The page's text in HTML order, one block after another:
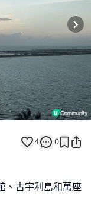
4 0
、古宇利島和萬座